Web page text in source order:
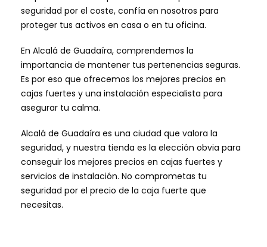
seguridad por el coste, confía en nosotros para
proteger tus activos en casa o en tu oficina.
En Alcalá de Guadaíra, comprendemos la
importancia de mantener tus pertenencias seguras.
Es por eso que ofrecemos los mejores precios en
cajas fuertes y una instalación especialista para
asegurar tu calma.
Alcalá de Guadaíra es una ciudad que valora la
seguridad, y nuestra tienda es la elección obvia para
conseguir los mejores precios en cajas fuertes y
servicios de instalación. No comprometas tu
seguridad por el precio de la caja fuerte que
necesitas.